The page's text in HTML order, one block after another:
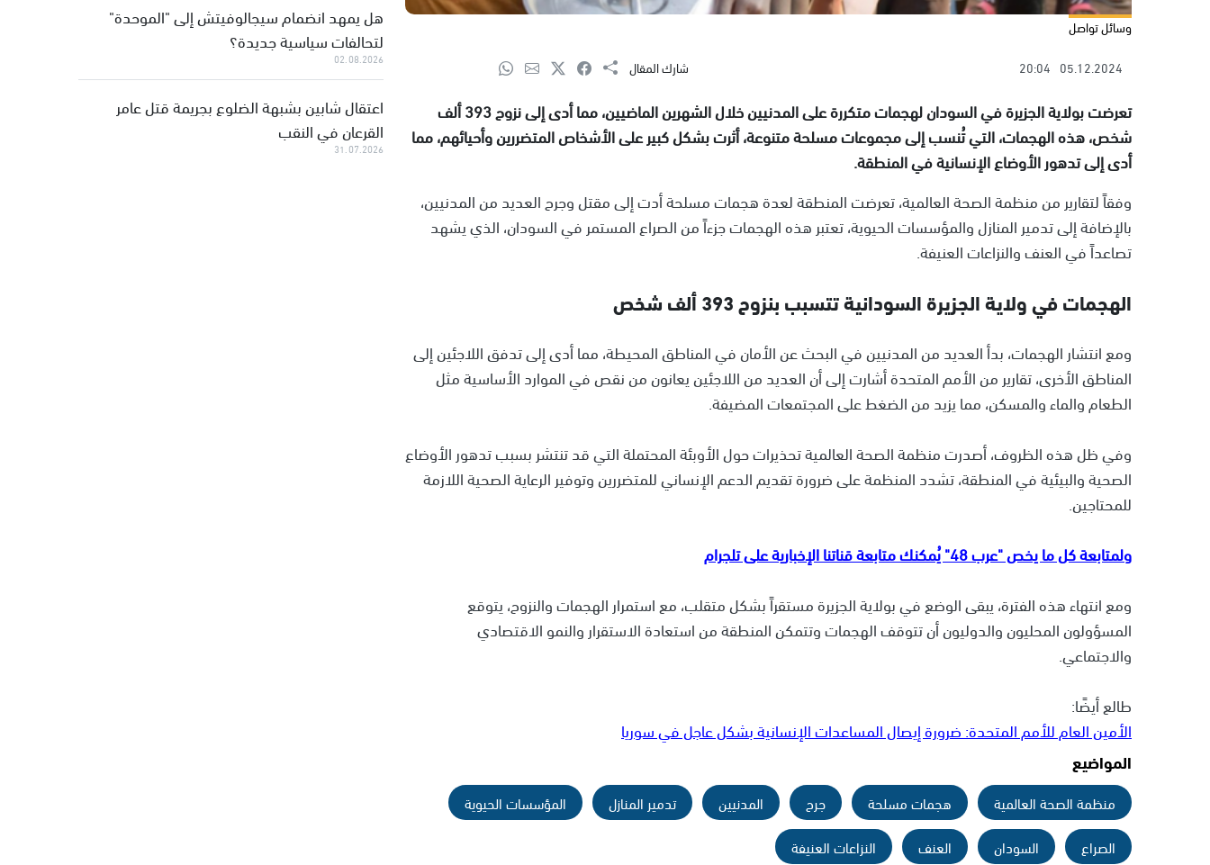
وسائل تواصل
05.12.2024
20:04 شارك المقال
تعرضت بولاية الجزيرة في السودان لهجمات متكررة على المدنيين خلال الشهرين الماضيين، مما أدى إلى نزوح 393 ألف
شخص، هذه الهجمات، التي تُنسب إلى مجموعات مسلحة متنوعة، أثرت بشكل كبير على الأشخاص المتضررين وأحيائهم، مما
أدى إلى تدهور الأوضاع الإنسانية في المنطقة.
وفقاً لتقارير من منظمة الصحة العالمية، تعرضت المنطقة لعدة هجمات مسلحة أدت إلى مقتل وجرح العديد من المدنيين،
بالإضافة إلى تدمير المنازل والمؤسسات الحيوية، تعتبر هذه الهجمات جزءاً من الصراع المستمر في السودان، الذي يشهد
تصاعداً في العنف والنزاعات العنيفة.
الهجمات في ولاية الجزيرة السودانية تتسبب بنزوح 393 ألف شخص
ومع انتشار الهجمات، بدأ العديد من المدنيين في البحث عن الأمان في المناطق المحيطة، مما أدى إلى تدفق اللاجئين إلى
المناطق الأخرى، تقارير من الأمم المتحدة أشارت إلى أن العديد من اللاجئين يعانون من نقص في الموارد الأساسية مثل
الطعام والماء والمسكن، مما يزيد من الضغط على المجتمعات المضيفة.
وفي ظل هذه الظروف، أصدرت منظمة الصحة العالمية تحذيرات حول الأوبئة المحتملة التي قد تنتشر بسبب تدهور الأوضاع
الصحية والبيئية في المنطقة، تشدد المنظمة على ضرورة تقديم الدعم الإنساني للمتضررين وتوفير الرعاية الصحية اللازمة
للمحتاجين.
ولمتابعة كل ما يخص "عرب 48" يُمكنك متابعة قناتنا الإخبارية على تلجرام
ومع انتهاء هذه الفترة، يبقى الوضع في بولاية الجزيرة مستقراً بشكل متقلب، مع استمرار الهجمات والنزوح، يتوقع
المسؤولون المحليون والدوليون أن تتوقف الهجمات وتتمكن المنطقة من استعادة الاستقرار والنمو الاقتصادي
والاجتماعي.
طالع أيضًا:
الأمين العام للأمم المتحدة: ضرورة إيصال المساعدات الإنسانية بشكل عاجل في سوريا
المواضيع
منظمة الصحة العالمية هجمات مسلحة جرح المدنيين تدمير المنازل
المؤسسات الحيوية
الصراع
السودان العنف النزاعات العنيفة
هل يمهد انضمام سيجالوفيتش إلى "الموحدة"
لتحالفات سياسية جديدة؟
02.08.2026
اعتقال شابين بشبهة الضلوع بجريمة قتل عامر
القرعان في النقب
31.07.2026